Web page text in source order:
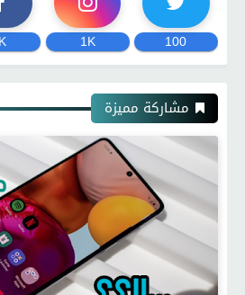
100
1K
مشاركة مميزة